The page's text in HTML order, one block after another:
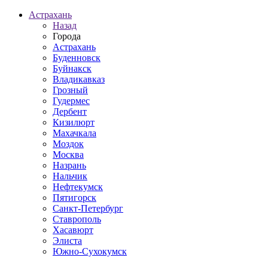
Астрахань
Назад
Города
Астрахань
Буденновск
Буйнакск
Владикавказ
Грозный
Гудермес
Дербент
Кизилюрт
Махачкала
Моздок
Москва
Назрань
Нальчик
Нефтекумск
Пятигорск
Санкт-Петербург
Ставрополь
Хасавюрт
Элиста
Южно-Сухокумск